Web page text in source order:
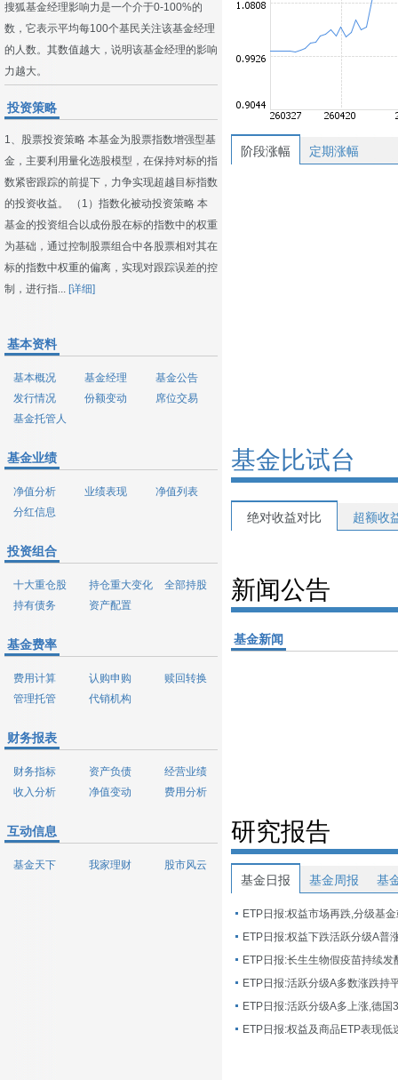
搜狐基金经理影响力是一个介于0-100%的
数，它表示平均每100个基民关注该基金经理
的人数。其数值越大，说明该基金经理的影响
力越大。
投资策略
1、股票投资策略 本基金为股票指数增强型基
金，主要利用量化选股模型，在保持对标的指
数紧密跟踪的前提下，力争实现超越目标指数
的投资收益。 （1）指数化被动投资策略 本
基金的投资组合以成份股在标的指数中的权重
为基础，通过控制股票组合中各股票相对其在
标的指数中权重的偏离，实现对跟踪误差的控
制，进行指... [详细]
基本资料
基本概况 基金经理
基金公告
发行情况
份额变动
席位交易
基金托管人
基金业绩
净值分析 业绩表现
净值列表
分红信息
投资组合
十大重仓股 持仓重大变化
全部持股
持有债务
资产配置
基金费率
费用计算 认购申购
赎回转换
管理托管
代销机构
财务报表
财务指标 资产负债
经营业绩
收入分析
净值变动 费用分析
互动信息
基金天下 我家理财 股市风云
阶段涨幅 定期涨幅
基金比试台
绝对收益对比 超额收
新闻公告
基金新闻
研究报告
基金日报 基金周报 基
ETP日报:权益市场再跌,分级基
ETP日报:长生生物假疫苗持续发
ETP日报:活跃分级A多数涨跌持
ETP日报:活跃分级A多上涨,德国